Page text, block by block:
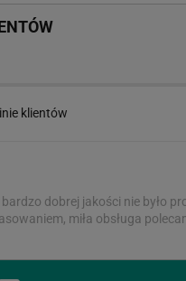
klientów
dobrej jakości nie było
miła obsługa